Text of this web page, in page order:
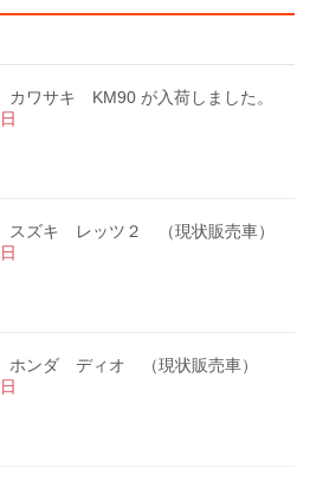
カワサキ KM90 が入荷しました。
スズキ レッツ２ （現状販売車）
ホンダ ディオ （現状販売車）